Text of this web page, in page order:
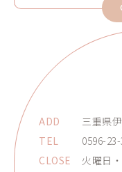
ADD
三重県
TEL
0596-
CLOSE
火曜日